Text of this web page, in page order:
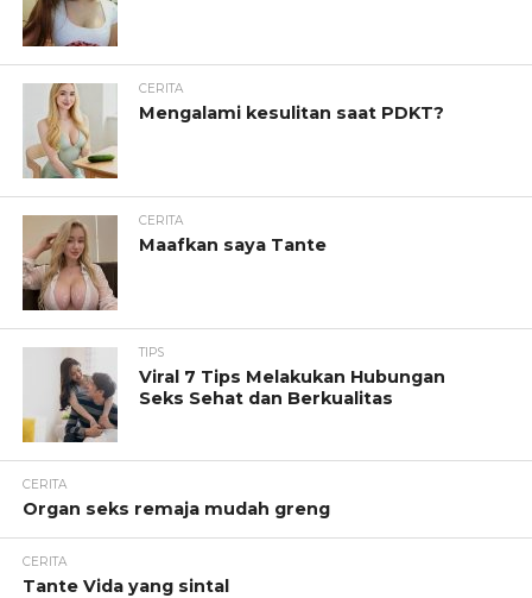
CERITA
Mengalami kesulitan saat PDKT?
CERITA
Maafkan saya Tante
TIPS
Viral 7 Tips Melakukan Hubungan
Seks Sehat dan Berkualitas
CERITA
Organ seks remaja mudah greng
CERITA
Tante Vida yang sintal